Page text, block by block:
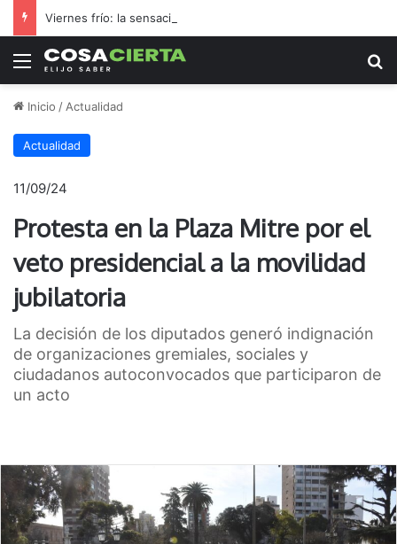
Menú
Inicio / Actualidad
Actualidad
11/09/24
Protesta en la Plaza Mitre por el
veto presidencial a la movilidad
jubilatoria
La decisión de los diputados generó indignación
de organizaciones gremiales, sociales y
ciudadanos autoconvocados que participaron de
un acto